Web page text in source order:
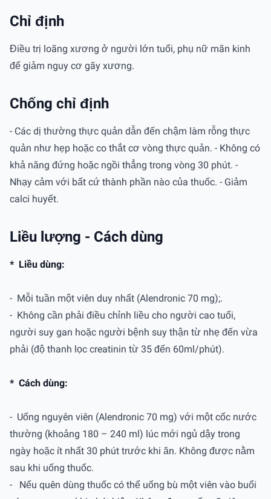
Chỉ định
Điều trị loãng xương ở người lớn tuổi, phụ nữ mãn kinh
để giảm nguy cơ gãy xương.
Chống chỉ định
- Các dị thường thực quản dẫn đến chậm làm rỗng thực
quản như hẹp hoặc co thắt cơ vòng thực quản. - Không có
khả năng đứng hoặc ngồi thẳng trong vòng 30 phút. -
Nhạy cảm với bất cứ thành phần nào của thuốc. - Giảm
calci huyết.
Liều lượng - Cách dùng
* Liều dùng:
- Mỗi tuần một viên duy nhất (Alendronic 70 mg);.
- Không cần phải điều chỉnh liều cho người cao tuổi,
người suy gan hoặc người bệnh suy thận từ nhẹ đến vừa
phải (độ thanh lọc creatinin từ 35 đến 60ml/phút).
* Cách dùng:
- Uống nguyên viên (Alendronic 70 mg) với một cốc nước
thường (khoảng 180 – 240 ml) lúc mới ngủ dậy trong
ngày hoặc ít nhất 30 phút trước khi ăn. Không được nằm
sau khi uống thuốc.
-
Nếu quên dùng thuốc có thể uống bù một viên vào buổi